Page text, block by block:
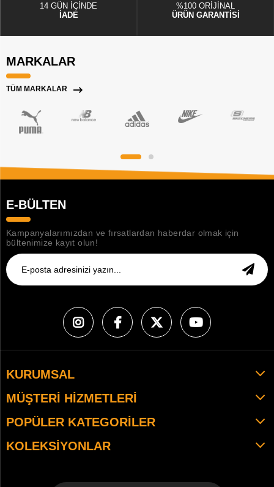
14 GÜN İÇİNDE
İADE
%100 ORİJİNAL
ÜRÜN GARANTİSİ
MARKALAR
TÜM MARKALAR
E-BÜLTEN
Kampanyalarımızdan ve fırsatlardan haberdar olmak için
bültenimize kayıt olun!
KURUMSAL
MÜŞTERI HIZMETLERI
POPÜLER KATEGORILER
KOLEKSIYONLAR